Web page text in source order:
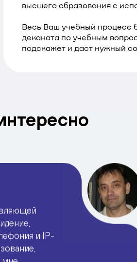
высшего образования с
Весь Ваш учебный процесс
деканата по учебным
подскажет и даст нужный
и IP-